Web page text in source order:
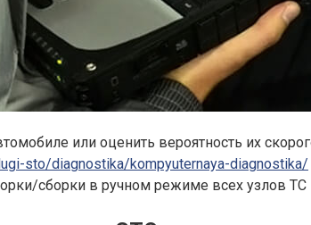
или оценить вероятность их
sto/diagnostika/kompyuternaya-diagnostika/
сборки в ручном режиме всех узлов